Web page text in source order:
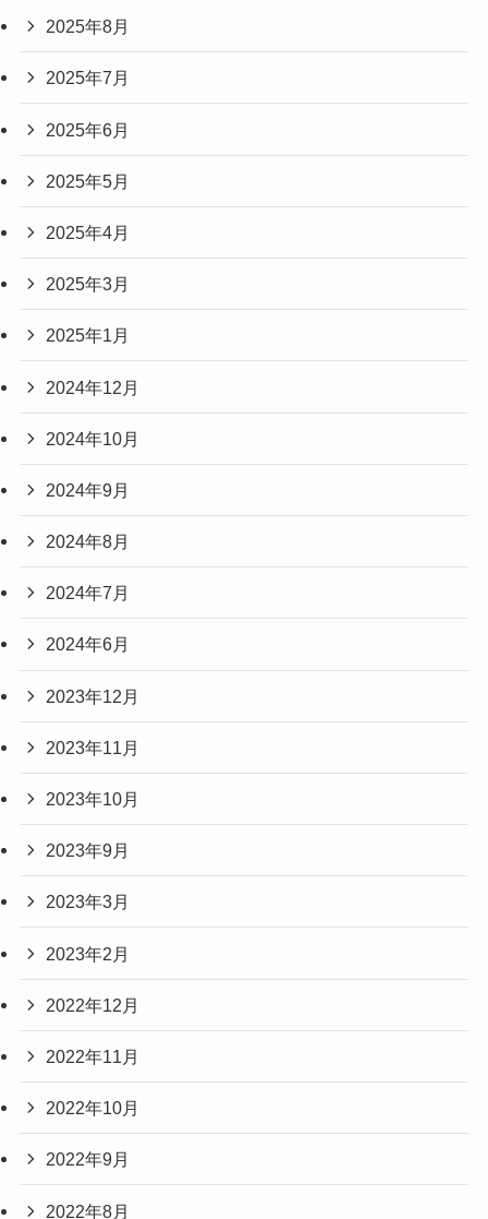
2025年8月
2025年7月
2025年6月
2025年5月
2025年4月
2025年3月
2025年1月
2024年12月
2024年10月
2024年9月
2024年8月
2024年7月
2024年6月
2023年12月
2023年11月
2023年10月
2023年9月
2023年3月
2023年2月
2022年12月
2022年11月
2022年10月
2022年9月
2022年8月